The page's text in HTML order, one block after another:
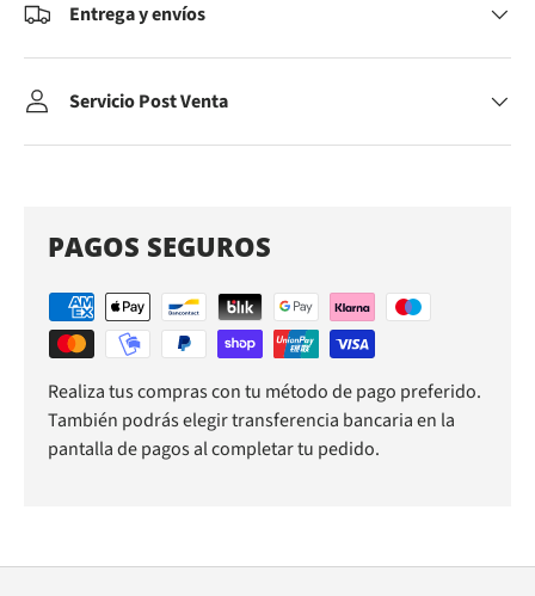
Entrega y envíos
Servicio Post Venta
PAGOS SEGUROS
Realiza tus compras con tu método de pago preferido.
También podrás elegir transferencia bancaria en la
pantalla de pagos al completar tu pedido.